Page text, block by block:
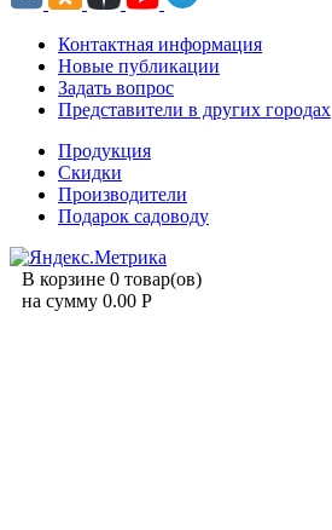
Контактная информация
Новые публикации
Задать вопрос
Представители в других городах
Продукция
Скидки
Производители
Подарок садоводу
В корзине 0 товар(ов)
на сумму 0.00 Р